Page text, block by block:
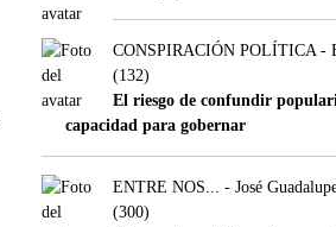
CONSPIRACIÓN POLÍTICA -
(132)
El riesgo de confundir
capacidad para gobernar
ENTRE NOS... - José
(300)